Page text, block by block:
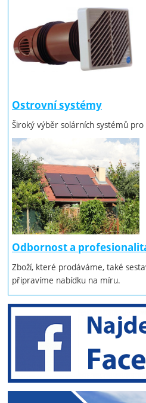
Ostrovní systémy
Široký výběr solárních systémů pro
Odbornost a
Zboží, které prodáváme, také
připravíme nabídku na míru.